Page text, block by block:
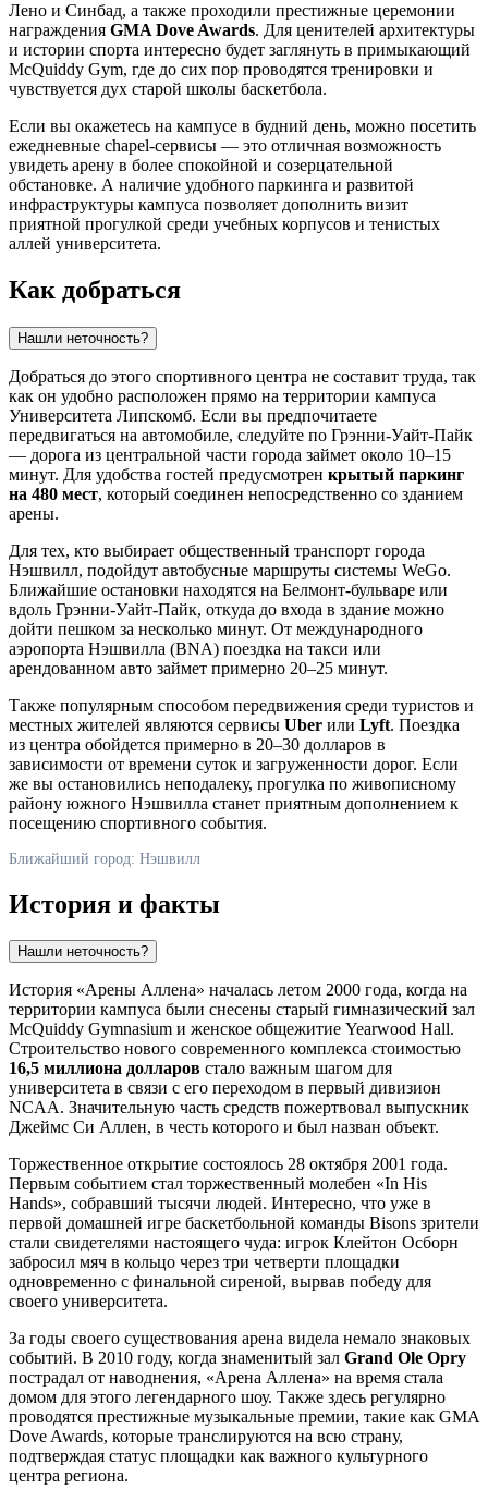
Лено и Синбад, а также проходили престижные церемонии
награждения GMA Dove Awards. Для ценителей архитектуры
и истории спорта интересно будет заглянуть в примыкающий
McQuiddy Gym, где до сих пор проводятся тренировки и
чувствуется дух старой школы баскетбола.
Если вы окажетесь на кампусе в будний день, можно посетить
ежедневные chapel-сервисы — это отличная возможность
увидеть арену в более спокойной и созерцательной
обстановке. А наличие удобного паркинга и развитой
инфраструктуры кампуса позволяет дополнить визит
приятной прогулкой среди учебных корпусов и тенистых
аллей университета.
Как добраться
Нашли неточность?
Добраться до этого спортивного центра не составит труда, так
как он удобно расположен прямо на территории кампуса
Университета Липскомб. Если вы предпочитаете
передвигаться на автомобиле, следуйте по Грэнни-Уайт-Пайк
— дорога из центральной части города займет около 10–15
минут. Для удобства гостей предусмотрен крытый паркинг
на 480 мест, который соединен непосредственно со зданием
арены.
Для тех, кто выбирает общественный транспорт города
Нэшвилл, подойдут автобусные маршруты системы WeGo.
Ближайшие остановки находятся на Белмонт-бульваре или
вдоль Грэнни-Уайт-Пайк, откуда до входа в здание можно
дойти пешком за несколько минут. От международного
аэропорта Нэшвилла (BNA) поездка на такси или
арендованном авто займет примерно 20–25 минут.
Также популярным способом передвижения среди туристов и
местных жителей являются сервисы Uber или Lyft. Поездка
из центра обойдется примерно в 20–30 долларов в
зависимости от времени суток и загруженности дорог. Если
же вы остановились неподалеку, прогулка по живописному
району южного Нэшвилла станет приятным дополнением к
посещению спортивного события.
Ближайший город: Нэшвилл
История и факты
Нашли неточность?
История «Арены Аллена» началась летом 2000 года, когда на
территории кампуса были снесены старый гимназический зал
McQuiddy Gymnasium и женское общежитие Yearwood Hall.
Строительство нового современного комплекса стоимостью
16,5 миллиона долларов стало важным шагом для
университета в связи с его переходом в первый дивизион
NCAA. Значительную часть средств пожертвовал выпускник
Джеймс Си Аллен, в честь которого и был назван объект.
Торжественное открытие состоялось 28 октября 2001 года.
Первым событием стал торжественный молебен «In His
Hands», собравший тысячи людей. Интересно, что уже в
первой домашней игре баскетбольной команды Bisons зрители
стали свидетелями настоящего чуда: игрок Клейтон Осборн
забросил мяч в кольцо через три четверти площадки
одновременно с финальной сиреной, вырвав победу для
своего университета.
За годы своего существования арена видела немало знаковых
событий. В 2010 году, когда знаменитый зал Grand Ole Opry
пострадал от наводнения, «Арена Аллена» на время стала
домом для этого легендарного шоу. Также здесь регулярно
проводятся престижные музыкальные премии, такие как GMA
Dove Awards, которые транслируются на всю страну,
подтверждая статус площадки как важного культурного
центра региона.